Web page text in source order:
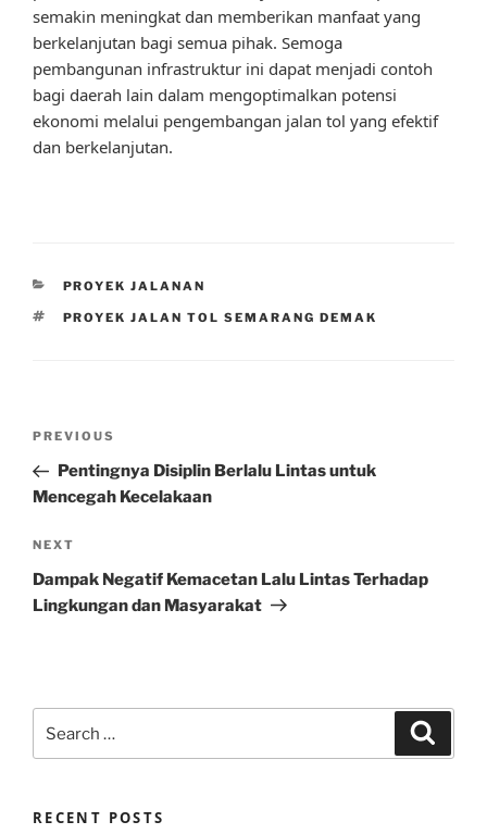
semakin meningkat dan memberikan manfaat yang
berkelanjutan bagi semua pihak. Semoga
pembangunan infrastruktur ini dapat menjadi contoh
bagi daerah lain dalam mengoptimalkan potensi
ekonomi melalui pengembangan jalan tol yang efektif
dan berkelanjutan.
CATEGORIES
PROYEK JALANAN
TAGS
PROYEK JALAN TOL SEMARANG DEMAK
Previous
Post
PREVIOUS
Pentingnya Disiplin Berlalu Lintas untuk
Mencegah Kecelakaan
Next
Post
NEXT
Dampak Negatif Kemacetan Lalu Lintas Terhadap
Lingkungan dan Masyarakat
for:
RECENT POSTS